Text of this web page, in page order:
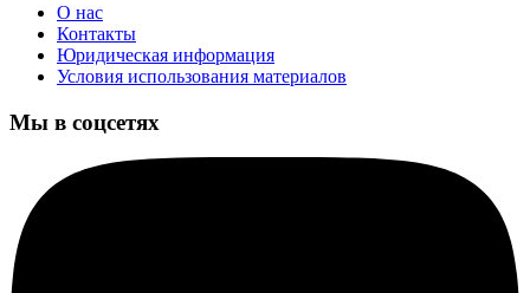
О нас
Контакты
Юридическая информация
Условия использования материалов
Мы в соцсетях